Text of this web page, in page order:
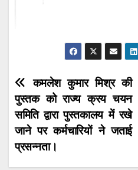
Post
navigation
कमलेश कुमार मिश्र की
पुस्तक को राज्य क्रय चयन
समिति द्वारा पुस्तकालय में रखे
जाने पर कर्मचारियों ने जताई
प्रसन्नता।